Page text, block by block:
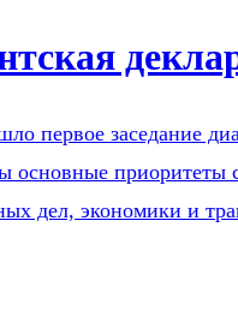
первое заседание
основные
дел, экономики и